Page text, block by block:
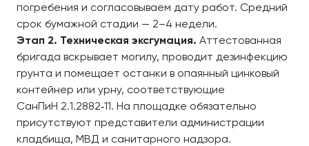
погребения и согласовываем дату работ. Средний
срок бумажной стадии — 2–4 недели.
Этап 2. Техническая эксгумация. Аттестованная
бригада вскрывает могилу, проводит дезинфекцию
грунта и помещает останки в опаянный цинковый
контейнер или урну, соответствующие
СанПиН 2.1.2882‑11. На площадке обязательно
присутствуют представители администрации
кладбища, МВД и санитарного надзора.